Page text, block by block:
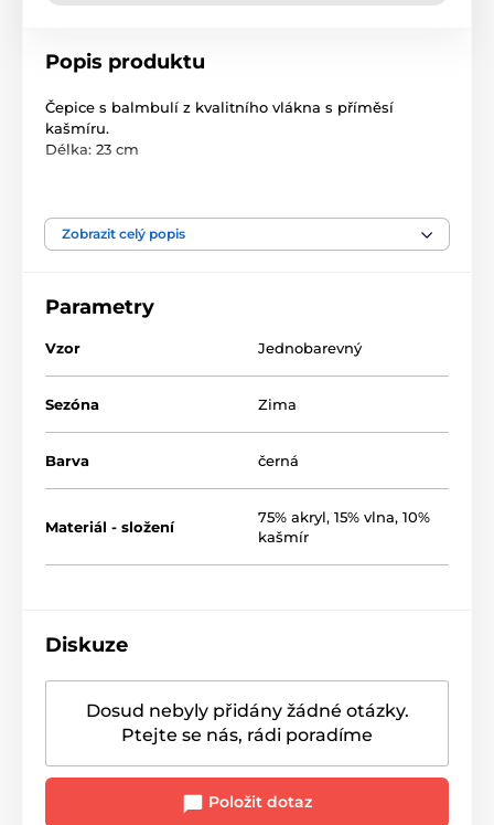
Popis produktu
Čepice s balmbulí z kvalitního vlákna s příměsí
kašmíru.
Délka: 23 cm
Zobrazit celý popis
Parametry
Vzor Jednobarevný
Sezóna Zima
Barva černá
Materiál - složení
75% akryl, 15% vlna, 10%
kašmír
Diskuze
Dosud nebyly přidány žádné otázky.
Ptejte se nás, rádi poradíme
Položit dotaz